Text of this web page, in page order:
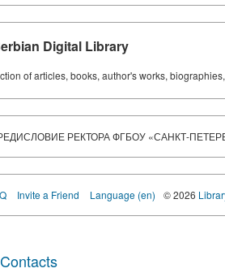
Digital Library
of articles, books, author's works,
РЕКТОРА ФГБОУ «САНКТ-
Invite a Friend Language (en) © 2026